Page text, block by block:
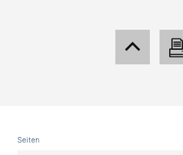
Fusszeile
Seiten